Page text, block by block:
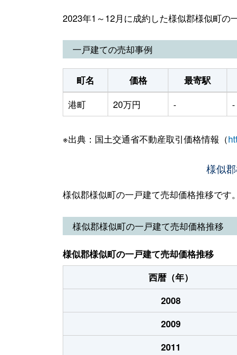
2023年1～12月に成約した様似郡様似町の
一戸建ての売却事例
町名 価格 最寄駅
港町
20万円 - -
※出典：国土交通省不動産取引価格情報（
様似
様似郡様似町の一戸建て売却価格推移です。
様似郡様似町の一戸建て売却価格推移
様似郡様似町の一戸建て売却価格推移
西暦（年）
2008
2009
2011